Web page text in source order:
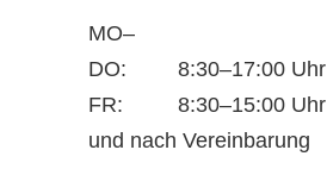
MO–
DO:
8:30–17:00 Uhr
FR:
8:30–15:00 Uhr
und nach Vereinbarung